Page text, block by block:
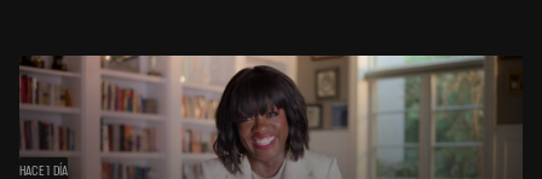
HACE 1 DÍA